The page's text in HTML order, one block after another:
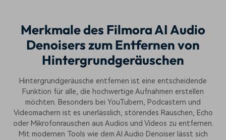
Merkmale des Filmora AI Audio
Denoisers zum Entfernen von
Hintergrundgeräuschen
Hintergrundgeräusche entfernen ist eine entscheidende
Funktion für alle, die hochwertige Aufnahmen erstellen
möchten. Besonders bei YouTubern, Podcastern und
Videomachern ist es unerlässlich, störendes Rauschen, Echo
oder Mikrofonrauschen aus Audios und Videos zu entfernen.
Mit modernen Tools wie dem AI Audio Denoiser lässt sich